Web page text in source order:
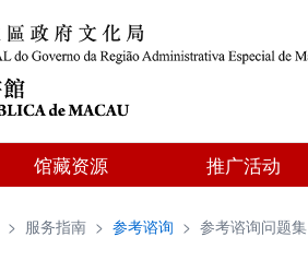
馆藏资源 推广活动
> 服务指南 > 参考谘询 > 参考谘询问题集